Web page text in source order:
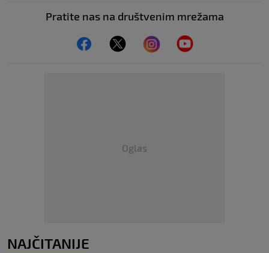
Pratite nas na društvenim mrežama
Oglas
NAJČITANIJE